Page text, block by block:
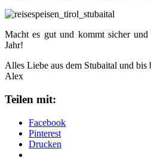
Macht es gut und kommt sicher
Jahr!
Alles Liebe aus dem Stubaital und bis
Alex
Teilen mit:
Facebook
Pinterest
Drucken